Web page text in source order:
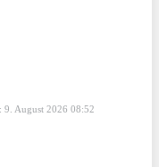
9. August 2026 08:52